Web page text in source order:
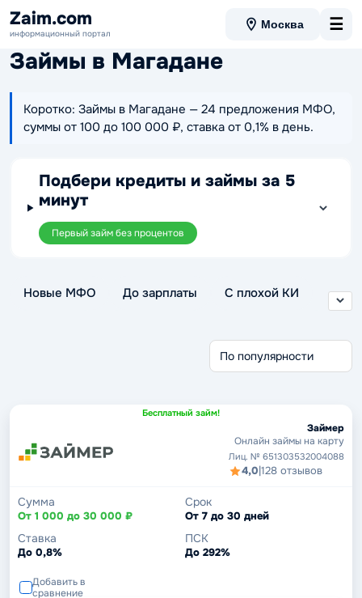
Zaim.com
информационный портал
Москва ☰
Займы в Магадане
Коротко: Займы в Магадане — 24 предложения МФО,
суммы от 100 до 100 000 ₽, ставка от 0,1% в день.
Подбери кредиты и займы за 5
минут
Первый займ без процентов
Новые МФО До зарплаты С плохой КИ
Срочные займы
Бесплатный займ!
Займер
Онлайн займы на карту
Лиц. № 651303532004088
4,0|128 отзывов
Сумма
От 1 000 до 30 000 ₽
Срок
От 7 до 30 дней
Ставка
До 0,8%
ПСК
До 292%
Добавить в
сравнение